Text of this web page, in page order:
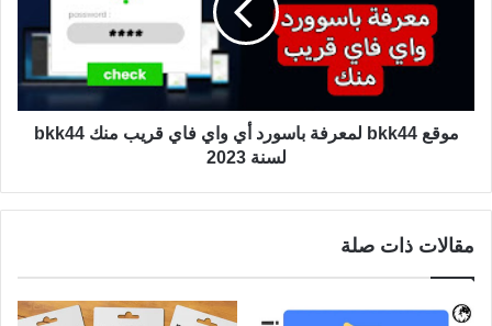
موقع bkk44 لمعرفة باسورد أي واي فاي قريب منك bkk44
لسنة 2023
مقالات ذات صلة